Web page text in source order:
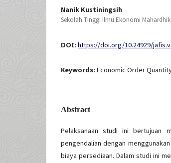
Nanik Kustiningsih
Sekolah Tinggi Ilmu Ekonomi
DOI: https://doi.org/10.24929/
Keywords: Economic Order
Abstract
Pelaksanaan studi ini bertujuan
pengendalian dengan
biaya persediaan. Dalam studi ini